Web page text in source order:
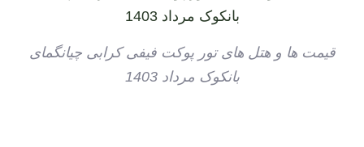
قیمت ها و هتل های تور پوکت فیفی کرابی چیانگمای
بانکوک مرداد 1403